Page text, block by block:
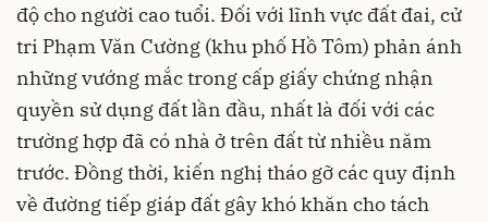
độ cho người cao tuổi. Đối với lĩnh vực đất đai, cử
tri Phạm Văn Cường (khu phố Hồ Tôm) phản ánh
những vướng mắc trong cấp giấy chứng nhận
quyền sử dụng đất lần đầu, nhất là đối với các
trường hợp đã có nhà ở trên đất từ nhiều năm
trước. Đồng thời, kiến nghị tháo gỡ các quy định
về đường tiếp giáp đất gây khó khăn cho tách